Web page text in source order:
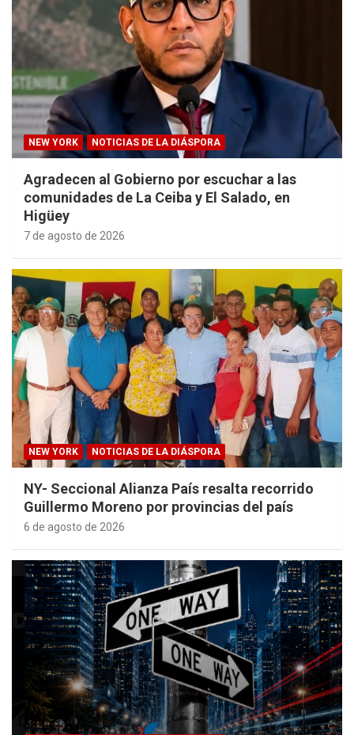
NEW YORK NOTICIAS DE LA DIÁSPORA
Agradecen al Gobierno por escuchar a las
comunidades de La Ceiba y El Salado, en
Higüey
7 de agosto de 2026
NEW YORK NOTICIAS DE LA DIÁSPORA
NY- Seccional Alianza País resalta recorrido
Guillermo Moreno por provincias del país
6 de agosto de 2026